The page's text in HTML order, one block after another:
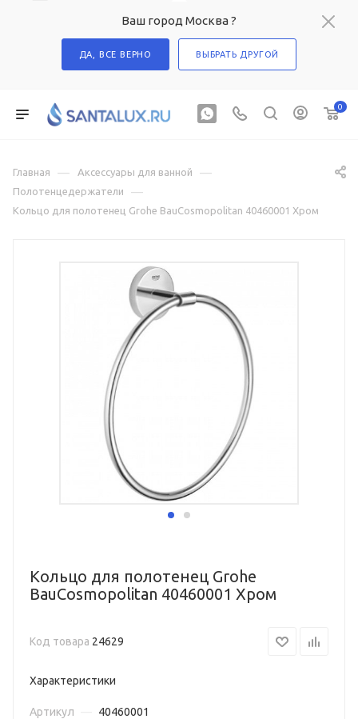
Ваш город Москва ?
ДА, ВСЕ ВЕРНО ВЫБРАТЬ ДРУГОЙ
0
Главная — Аксессуары для ванной —
Полотенцедержатели —
Кольцо для полотенец Grohe BauCosmopolitan 40460001 Хром
Кольцо для полотенец Grohe
BauCosmopolitan 40460001 Хром
Код товара 24629
Характеристики
Артикул
40460001